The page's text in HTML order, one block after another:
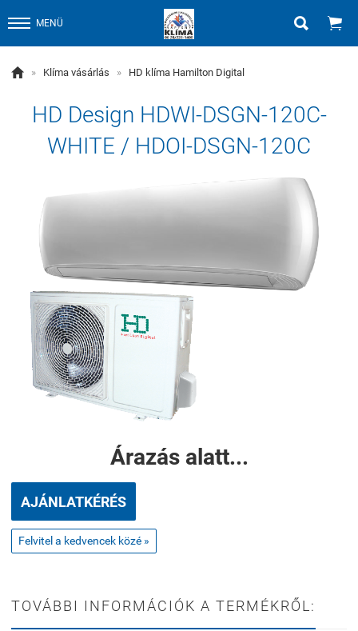
MENÜ  
 » Klíma vásárlás » HD klíma Hamilton Digital
HD Design HDWI-DSGN-120C-
WHITE / HDOI-DSGN-120C
Árazás alatt...
AJÁNLATKÉRÉS
Felvitel a kedvencek közé »
TOVÁBBI INFORMÁCIÓK A TERMÉKRŐL: